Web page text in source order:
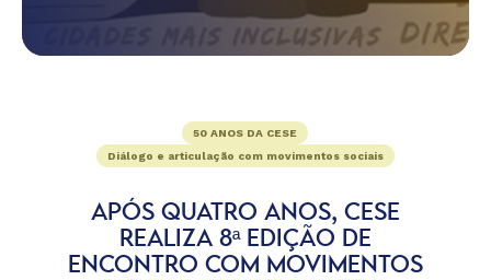
50 ANOS DA CESE
Diálogo e articulação com movimentos sociais
APÓS QUATRO ANOS, CESE
REALIZA 8ª EDIÇÃO DE
ENCONTRO COM MOVIMENTOS